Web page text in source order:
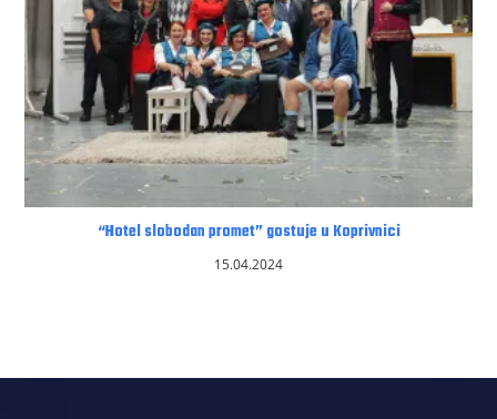
“Hotel slobodan promet” gostuje u Koprivnici
15.04.2024